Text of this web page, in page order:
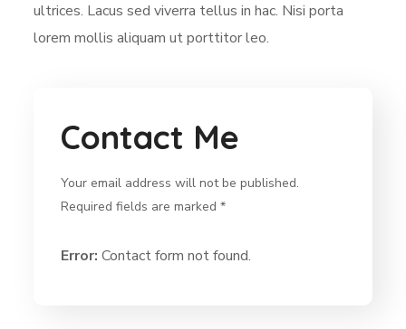
ultrices. Lacus sed viverra tellus in hac. Nisi porta
lorem mollis aliquam ut porttitor leo.
Contact Me
Your email address will not be published.
Required fields are marked *
Error: Contact form not found.